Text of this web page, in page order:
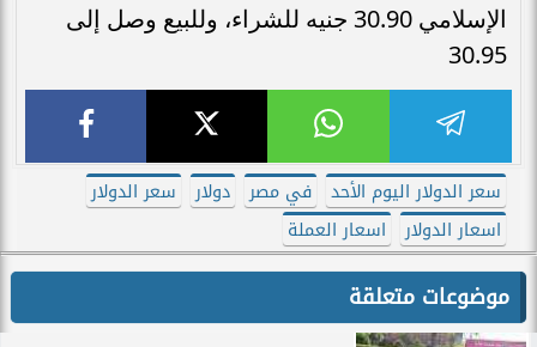
الإسلامي 30.90 جنيه للشراء، وللبيع وصل إلى
30.95
سعر الدولار اليوم الأحد في مصر دولار
سعر الدولار
اسعار الدولار
اسعار العملة
موضوعات متعلقة